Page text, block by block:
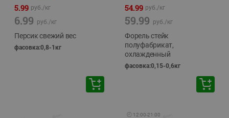
5.99 руб./кг
6.99 руб./кг
Персик свежий вес
фасовка:0,8-1кг
54.99 руб./кг
59.99 руб./кг
Форель стейк
полуфабрикат,
охлажденный
фасовка:0,15-0,6кг
🕘 12:00-21:00